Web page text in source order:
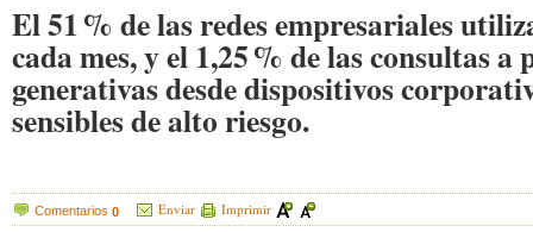
El 51 % de las redes empresariales
cada mes, y el 1,25 % de las consultas
generativas desde dispositivos
sensibles de alto riesgo.
Comentarios 0 Enviar Imprimir